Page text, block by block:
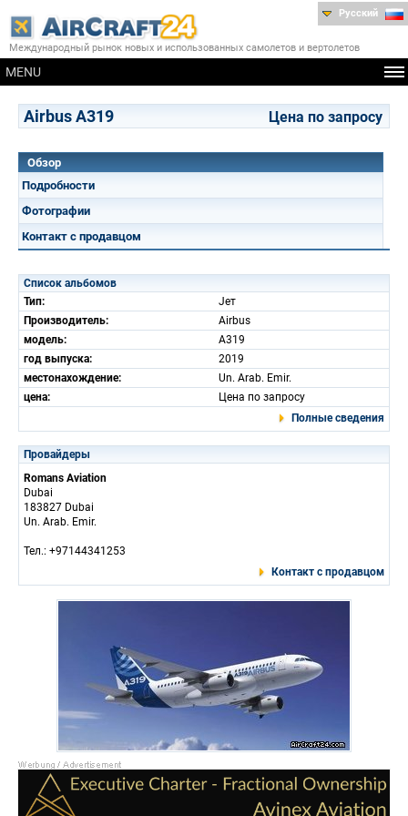
Международный рынок новых и использованных самолетов и вертолетов
MENU
Русский
Airbus A319 Цена по запросу
Обзор
Подробности
Фотографии
Контакт с продавцом
Список альбомов
Тип:
Jет
Производитель:
Airbus
модель:
A319
год выпуска:
2019
местонахождение:
Un. Arab. Emir.
цена:
Цена по запросу
Полные сведения
Провайдеры
Romans Aviation
Dubai
183827 Dubai
Un. Arab. Emir.
Тел.: +97144341253
Контакт с продавцом